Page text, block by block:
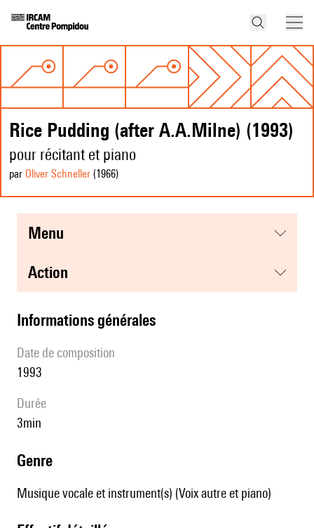
Rice Pudding (after A.A.Milne) (1993)
pour récitant et piano
par Oliver Schneller (1966)
menu
action
informations générales
date de composition
1993
durée
3min
genre
Musique vocale et instrument(s) (Voix autre et piano)